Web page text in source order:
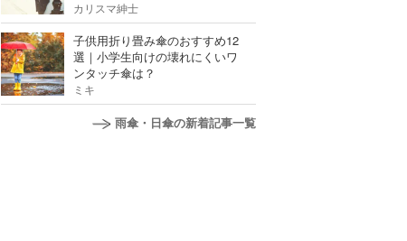
カリスマ紳士
子供用折り畳み傘のおすすめ12
選｜小学生向けの壊れにくいワ
ンタッチ傘は？
ミキ
雨傘・日傘の新着記事一覧